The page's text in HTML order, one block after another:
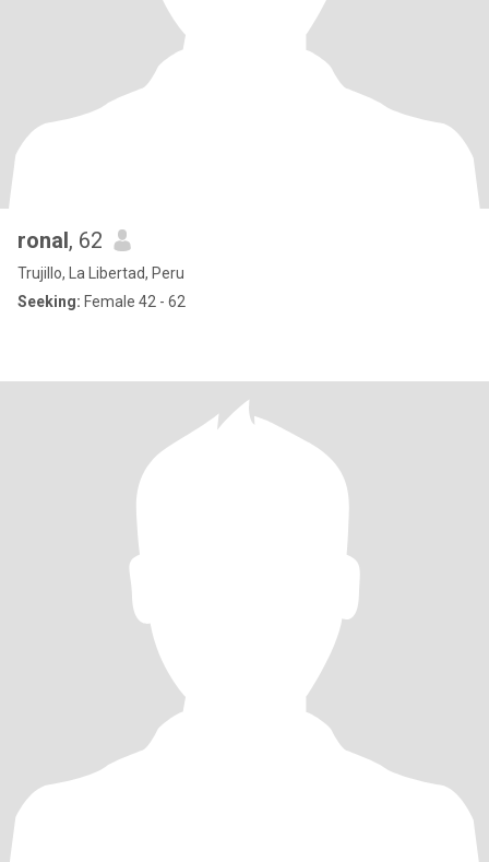
ronal, 62
Trujillo, La Libertad, Peru
Seeking: Female 42 - 62